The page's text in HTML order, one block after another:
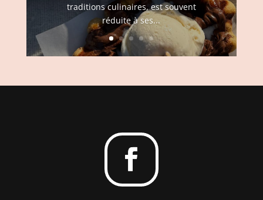
traditions culinaires, est souvent
réduite à ses...